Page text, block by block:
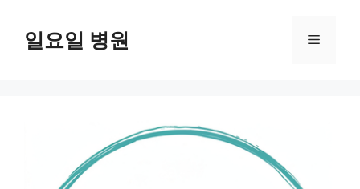
일요일 병원 메